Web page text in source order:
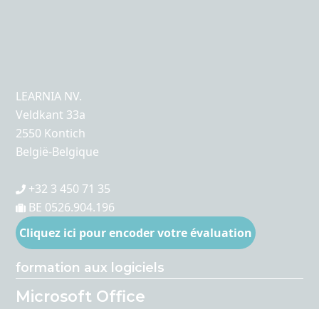
LEARNIA NV.
Veldkant 33a
2550 Kontich
België-Belgique
+32 3 450 71 35
BE 0526.904.196
Cliquez ici pour encoder votre évaluation
formation aux logiciels
Microsoft Office